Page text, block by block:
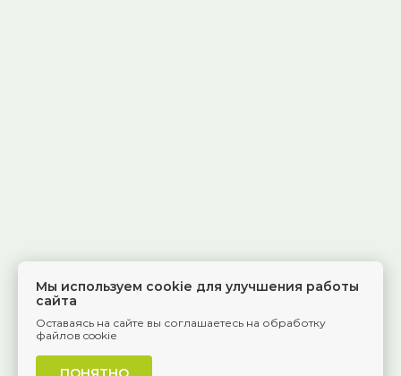
Мы используем cookie для улучшения работы
сайта
Оставаясь на сайте вы соглашаетесь на обработку
файлов cookie